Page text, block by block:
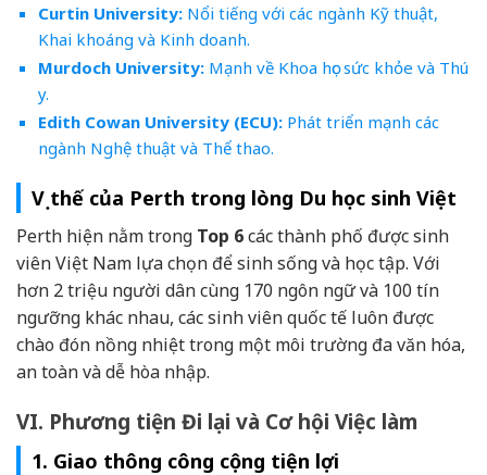
Curtin University:Nổi tiếng với các ngành Kỹ thuật,
Khai khoáng và Kinh doanh.
Murdoch University:Mạnh về Khoa học sức khỏe và Thú
y.
Edith Cowan University (ECU):Phát triển mạnh các
ngành Nghệ thuật và Thể thao.
Vị thế của Perth trong lòng Du học sinh Việt
Perth hiện nằm trong Top 6các thành phố được sinh
viên Việt Nam lựa chọn để sinh sống và học tập. Với
hơn 2 triệu người dân cùng 170 ngôn ngữ và 100 tín
ngưỡng khác nhau, các sinh viên quốc tế luôn được
chào đón nồng nhiệt trong một môi trường đa văn hóa,
an toàn và dễ hòa nhập.
VI. Phương tiện Đi lại và Cơ hội Việc làm
1. Giao thông công cộng tiện lợi